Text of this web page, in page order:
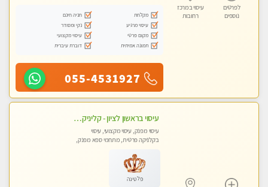
לפרטים
נוספים
עיסוי במרכז
רחובות
מקלחת
חניה חינם
עיסוי מרגיע
נקי ומסודר
מקום פרטי
עיסוי מקצועי
תמונה אמיתית
דוברת עיברית
055-4531927
עיסוי בראשון לציון - קליניקה פרטית עיסוי קסום איכותי ומרגיע מידי זהב עיסוי שבדי קלאסי ורפלקסולוגיה שרות מקצועי טל- 052-4818650
עיסוי מפנק, עיסוי מקצועי, עיסוי
בקלניקה פרטית, מתחמי ספא מפנק,
פלטינה